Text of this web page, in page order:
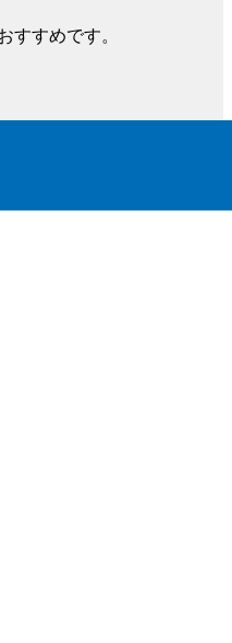
すすめです。